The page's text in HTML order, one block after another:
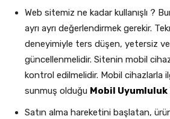
Web sitemiz ne kadar kullanışlı ?
ayrı ayrı değerlendirmek gerekir.
deneyimiyle ters düşen, yetersiz
güncellenmelidir. Sitenin mobil
kontrol edilmelidir. Mobil cihazlarla
sunmuş olduğu Mobil
Satın alma hareketini başlatan,